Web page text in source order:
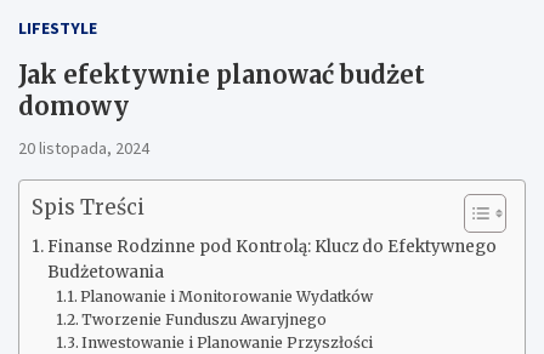
LIFESTYLE
Jak efektywnie planować budżet
domowy
20 listopada, 2024
Spis Treści
Finanse Rodzinne pod Kontrolą: Klucz do Efektywnego
Budżetowania
Planowanie i Monitorowanie Wydatków
Tworzenie Funduszu Awaryjnego
Inwestowanie i Planowanie Przyszłości